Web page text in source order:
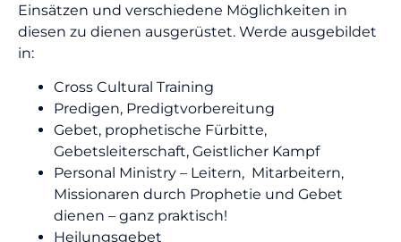
Einsätzen und verschiedene Möglichkeiten in
diesen zu dienen ausgerüstet. Werde ausgebildet
in:
Cross Cultural Training
Predigen, Predigtvorbereitung
Gebet, prophetische Fürbitte,
Gebetsleiterschaft, Geistlicher Kampf
Personal Ministry – Leitern, Mitarbeitern,
Missionaren durch Prophetie und Gebet
dienen – ganz praktisch!
Heilungsgebet